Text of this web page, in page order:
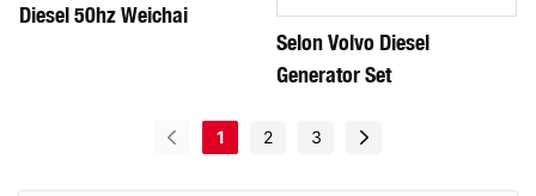
Diesel 50hz Weichai
Selon Volvo Diesel
Generator Set
1 2 3